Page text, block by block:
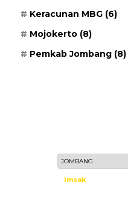
Keracunan MBG (6)
Mojokerto (8)
Pemkab Jombang (8)
Imsak